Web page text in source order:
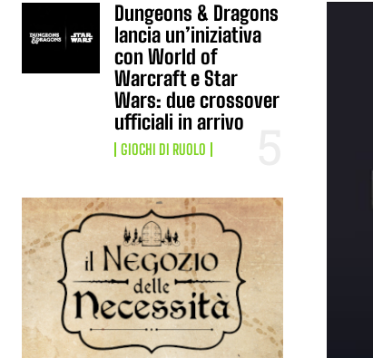
Dungeons & Dragons
lancia un’iniziativa
con World of
Warcraft e Star
Wars: due crossover
ufficiali in arrivo
GIOCHI DI RUOLO